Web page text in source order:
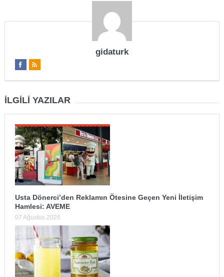
gidaturk
İLGILI YAZILAR
Usta Dönerci’den Reklamın Ötesine Geçen Yeni İletişim
Hamlesi: AVEME
07 Ağustos 2026